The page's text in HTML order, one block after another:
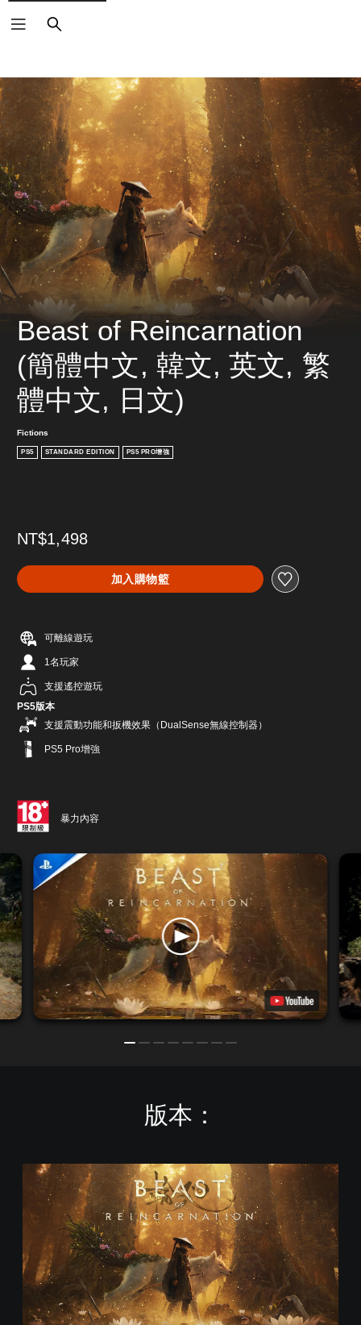
搜
尋
Beast of Reincarnation
(簡體中文, 韓文, 英文, 繁
體中文, 日文)
Fictions
PS5 STANDARD EDITION PS5 PRO增強
NT$1,498
加入購物籃
可離線遊玩
1名玩家
支援遙控遊玩
PS5版本
支援震動功能和扳機效果（DualSense無線控制器）
PS5 Pro增強
暴力內容
版本：
r
d
E